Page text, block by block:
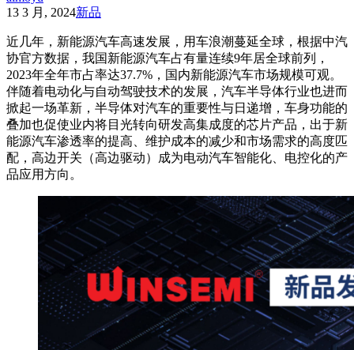
13 3 月, 2024新品
近几年，新能源汽车高速发展，用车浪潮蔓延全球，根据中汽
协官方数据，我国新能源汽车占有量连续9年居全球前列，
2023年全年市占率达37.7%，国内新能源汽车市场规模可观。
伴随着电动化与自动驾驶技术的发展，汽车半导体行业也进而
掀起一场革新，半导体对汽车的重要性与日递增，车身功能的
叠加也促使业内将目光转向研发高集成度的芯片产品，出于新
能源汽车渗透率的提高、维护成本的减少和市场需求的高度匹
配，高边开关（高边驱动）成为电动汽车智能化、电控化的产
品应用方向。